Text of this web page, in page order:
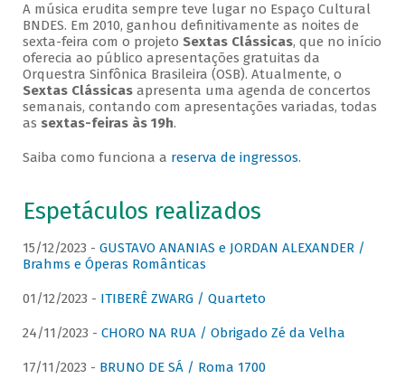
A música erudita sempre teve lugar no Espaço Cultural
BNDES. Em 2010, ganhou definitivamente as noites de
sexta-feira com o projeto Sextas Clássicas, que no início
oferecia ao público apresentações gratuitas da
Orquestra Sinfônica Brasileira (OSB). Atualmente, o
Sextas Clássicasapresenta uma agenda de concertos
semanais, contando com apresentações variadas, todas
as sextas-feiras às 19h.
Saiba como funciona a reserva de ingressos.
Espetáculos realizados
15/12/2023 - GUSTAVO ANANIAS e JORDAN ALEXANDER /
Brahms e Óperas Românticas
01/12/2023 - ITIBERÊ ZWARG / Quarteto
24/11/2023 - CHORO NA RUA / Obrigado Zé da Velha
17/11/2023 - BRUNO DE SÁ / Roma 1700